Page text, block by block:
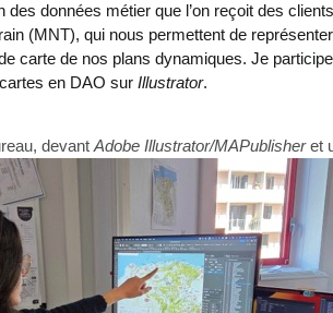
des données métier que l’on reçoit des
(MNT), qui nous permettent de
carte de nos plans dynamiques. Je
en DAO sur Illustrator.
devant Adobe Illustrator/MAPublisheret